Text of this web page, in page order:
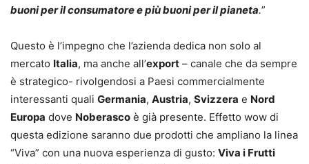
buoni per il consumatore e più buoni per il pianeta.”
Questo è l’impegno che l’azienda dedica non solo al
mercato Italia, ma anche all’export – canale che da sempre
è strategico- rivolgendosi a Paesi commercialmente
interessanti quali Germania, Austria, Svizzera e Nord
Europa dove Noberasco è già presente. Effetto wow di
questa edizione saranno due prodotti che ampliano la linea
“Viva” con una nuova esperienza di gusto: Viva i Frutti